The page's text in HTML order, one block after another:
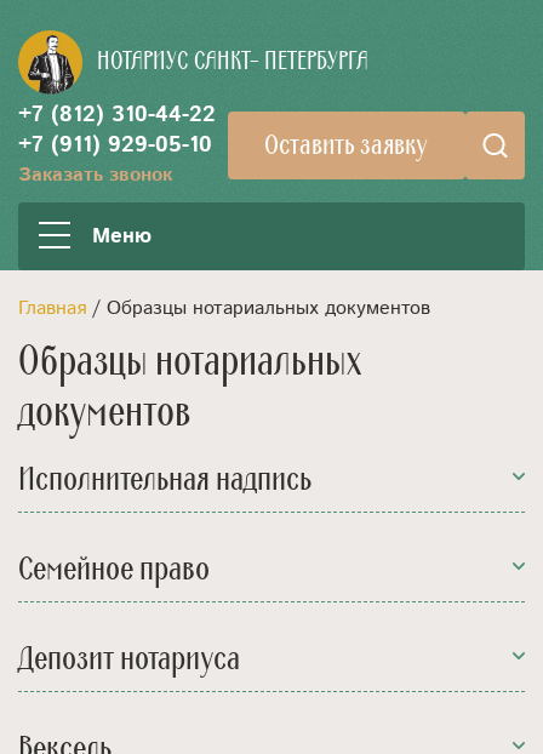
НОТАРИУС САНКТ- ПЕТЕРБУРГА
+7 (812) 310-44-22
+7 (911) 929-05-10
Заказать звонок
Оставить заявку
Меню
Главная / Образцы нотариальных документов
Образцы нотариальных
документов
Исполнительная надпись
Семейное право
Депозит нотариуса